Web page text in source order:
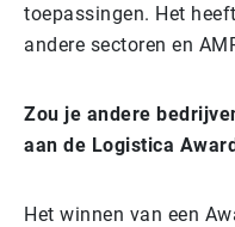
toepassingen. Het
andere sectoren en
Zou je andere
aan de Logistica
Het winnen van een